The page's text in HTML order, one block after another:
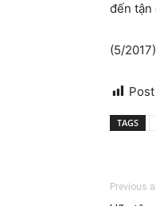
đến tận
(5/2017)
TAGS
Previous